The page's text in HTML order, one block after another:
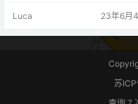
器监控测量结果。这就是我们在这
前，您应该在 Arduino IDE 中安
SP32 插件。 所需零件 要学习本教
程，您需要以下部分： ESP32 …
Luca 23年6月
苏